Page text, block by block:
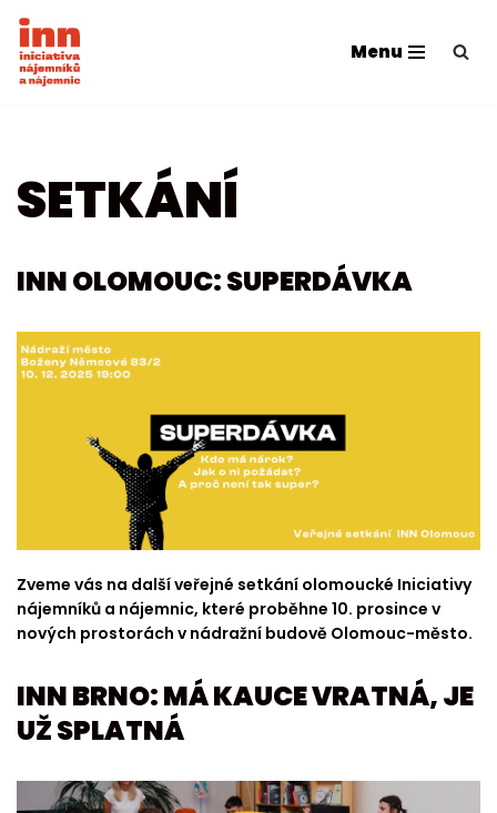
Přeskočit
na
Menu
SETKÁNÍ
INN OLOMOUC: SUPERDÁVKA
Zveme vás na další veřejné setkání olomoucké Iniciativy
nájemníků a nájemnic, které proběhne 10. prosince v
nových prostorách v nádražní budově Olomouc-město.
INN BRNO: MÁ KAUCE VRATNÁ, JE
UŽ SPLATNÁ